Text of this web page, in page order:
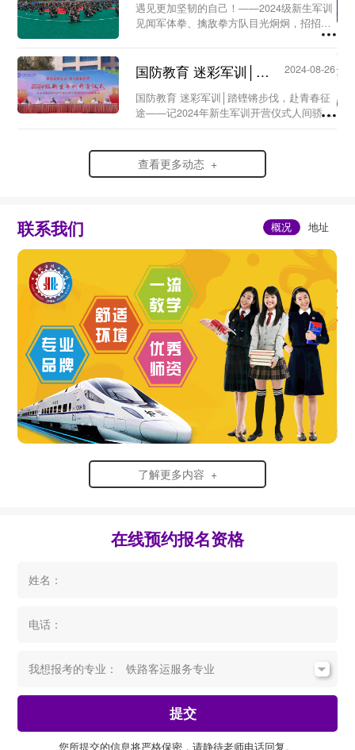
遇见更加坚韧的自己！——2024级新生军训
见闻军体拳、擒敌拳方队目光炯炯，招招到
位；匕首操方队身形矫健，动作凌厉……8
——当青春邂逅“橄榄绿”，会擦出怎样的火
花？...
国防教育 迷彩军训│踏铿锵步伐，赴青春征途 ——记2024年新生军训开营仪式...
2024-08-26
国防教育 迷彩军训│踏铿锵步伐，赴青春征
途——记2024年新生军训开营仪式人间骄阳
秋的交界处在青春与迷彩的邂逅里24级萌...
查看更多动态 +
联系我们
了解更多内容 +
在线预约报名资格
姓名：
电话：
我想报考的专业：
提交